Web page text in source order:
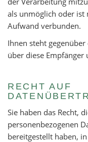
als unmöglich oder
Aufwand verbunden.
Ihnen steht
über diese
RECHT AUF
Sie haben das Recht,
personenbezogenen
bereitgestellt haben,